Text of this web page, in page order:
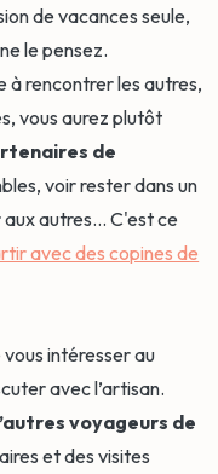
de vacances seule,
le pensez.
à rencontrer les autres,
vous aurez plutôt
de
voir rester dans un
autres... C'est ce
avec des copines de
intéresser au
avec l’artisan.
voyageurs de
et des visites